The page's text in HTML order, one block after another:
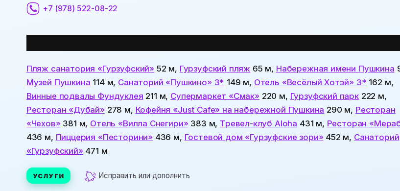
+7 (978) 522-08-22
Пляж санатория «Гурзуфский» 52 м, Гурзуфский пляж 65 м, Набережная имени Пушкина
Музей Пушкина 114 м, Санаторий «Пушкино» 3* 149 м, Отель «Весёлый Хотэй» 3* 162 м,
Винные подвалы Фундуклея 211 м, Супермаркет «Смак»220 м, Гурзуфский парк222 м,
Ресторан «Дубай»278 м, Кофейня «Just Cafe» на набережной Пушкина 290 м, Ресторан
«Чехов»381 м, Отель «Вилла Снегири»383 м, Тревел-клуб Aloha 431 м, Ресторан
436 м, Пиццерия «Песторини» 436 м, Гостевой дом «Гурзуфские зори»452 м, Санаторий
«Гурзуфский»471 м
УСЛУГИ Исправить или дополнить